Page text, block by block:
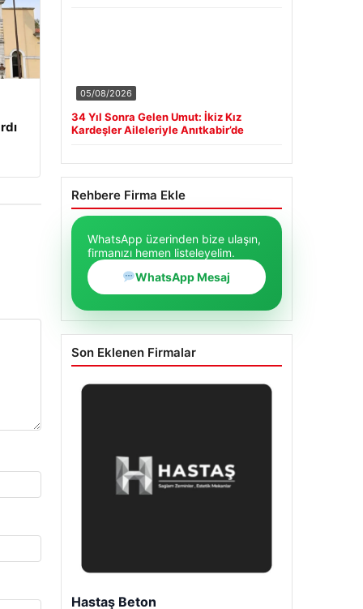
05/08/2026
34 Yıl Sonra Gelen Umut: İkiz Kız
Kardeşler Aileleriyle Anıtkabir’de
Rehbere Firma Ekle
WhatsApp üzerinden bize ulaşın,
firmanızı hemen listeleyelim.
WhatsApp Mesaj
Son Eklenen Firmalar
Enes Kaplan Avukatlık Bürosu